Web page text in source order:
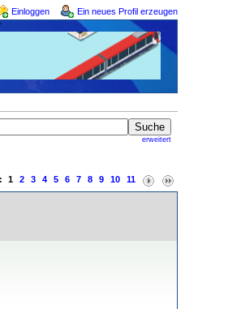
Einloggen Ein neues Profil erzeugen
erweitert
1 2 3 4 5 6 7 8 9 10 11